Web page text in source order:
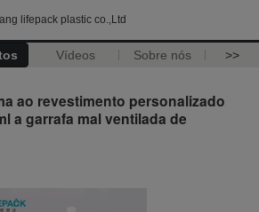
lifepack plastic co.,Ltd
Vídeos Sobre nós >>
ao revestimento personalizado
a garrafa mal ventilada de